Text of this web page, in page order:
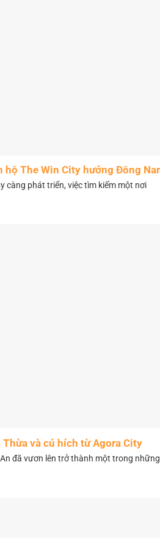
hộ The Win City hướng Đông
càng phát triển, việc tìm kiếm một nơi
và cú hích từ Agora City
đã vươn lên trở thành một trong những